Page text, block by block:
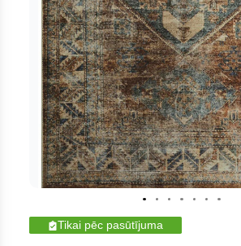
Tikai pēc pasūtījuma